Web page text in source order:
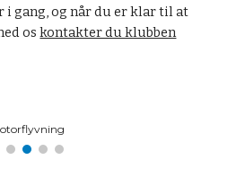
i gang, og når du er klar til at
oskontakter du klubben
i bjergene